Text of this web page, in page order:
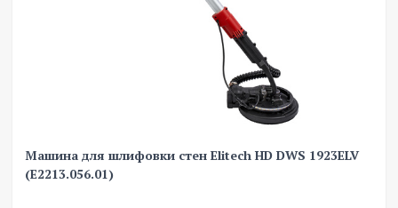
Машина для шлифовки стен Elitech HD DWS 1923ELV
(E2213.056.01)